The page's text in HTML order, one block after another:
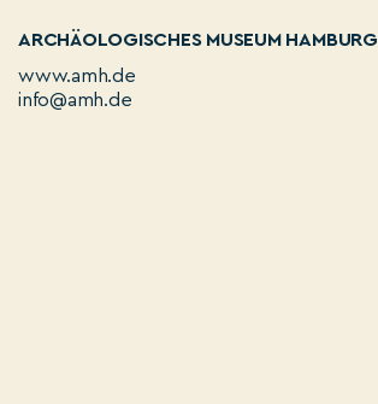
ARCHÄOLOGISCHES MUSEUM HAMBURG
www.amh.de
info@amh.de